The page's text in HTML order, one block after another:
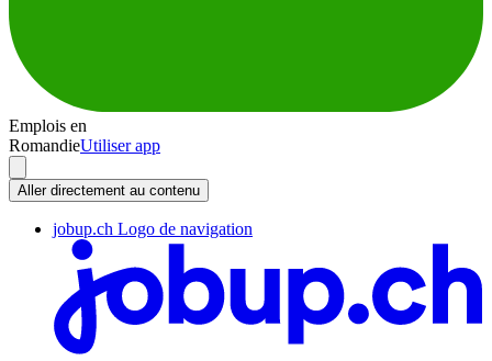
Emplois en
RomandieUtiliser app
Aller directement au contenu
jobup.ch Logo de navigation